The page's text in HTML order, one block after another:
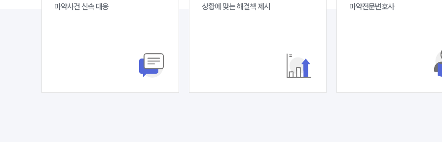
마약사건 신속 대응
상황에 맞는 해결책 제시
마약전문변호사